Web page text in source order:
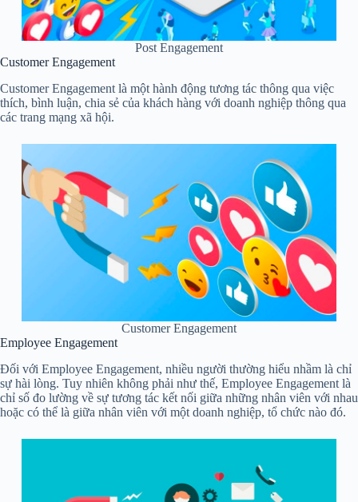
Post Engagement
Customer Engagement
Customer Engagement là một hành động tương tác thông qua việc
thích, bình luận, chia sẻ của khách hàng với doanh nghiệp thông qua
các trang mạng xã hội.
Customer Engagement
Employee Engagement
Đối với Employee Engagement, nhiều người thường hiểu nhầm là chỉ
sự hài lòng. Tuy nhiên không phải như thế, Employee Engagement là
chỉ số đo lường về sự tương tác kết nối giữa những nhân viên với nhau
hoặc có thể là giữa nhân viên với một doanh nghiệp, tổ chức nào đó.